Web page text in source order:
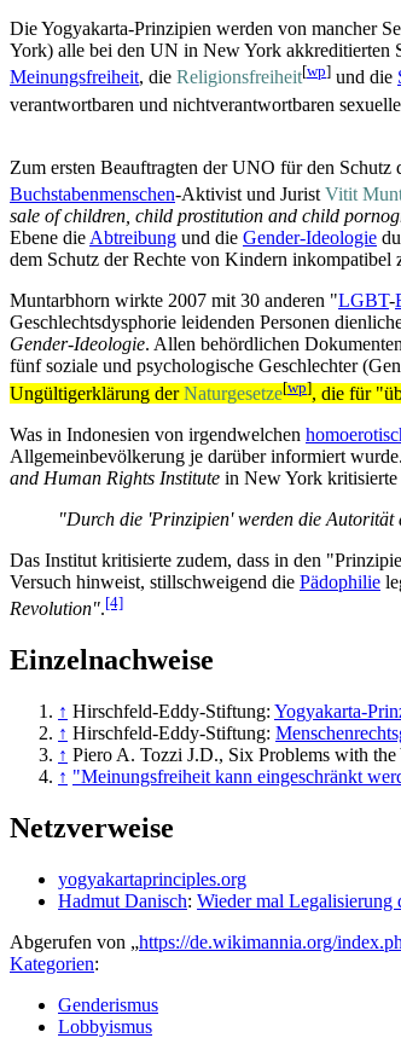
Die Yogyakarta-Prinzipien werden von mancher
York) alle bei den UN in New York akkreditierten
Meinungsfreiheit, die Religionsfreiheit[wp] und die
verantwortbaren und nicht­verantwortbaren
Zum ersten Beauftragten der UNO für den
Buchstabenmenschen-Aktivist und Jurist Vitit
sale of children, child prostitution and child
Ebene die Abtreibung und die Gender-Ideologie
dem Schutz der Rechte von Kindern inkompatibel
Muntarbhorn wirkte 2007 mit 30 anderen "LGBT-
Geschlechts­dysphorie leidenden Personen
Gender-Ideologie. Allen behördlichen
fünf soziale und psycho­logische Geschlechter
Ungültigerklärung derNaturgesetze[wp], die für
Was in Indonesien von irgendwelchen
Allgemein­bevölkerung je darüber informiert
and Human Rights Institute in New York kritisierte
"Durch die 'Prinzipien' werden die Autorität
Das Institut kritisierte zudem, dass in den
Versuch hinweist, still­schweigend die Pädophilie
Revolution".[4]
Einzelnachweise
↑ Hirschfeld-Eddy-Stiftung: Yogyakarta-
↑ Hirschfeld-Eddy-Stiftung:
↑ Piero A. Tozzi J.D., Six Problems with the
↑ "Meinungsfreiheit kann eingeschränkt
Netzverweise
yogyakartaprinciples.org
Hadmut Danisch: Wieder mal Legalisierung
Abgerufen von „https://de.wikimannia.org/
Kategorien:
Genderismus
Lobbyismus